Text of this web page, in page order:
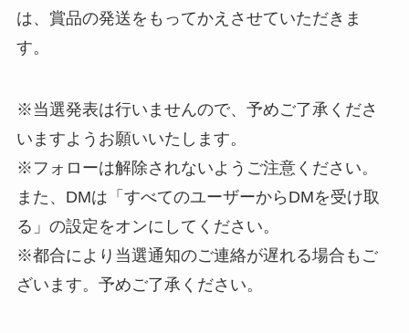
は、賞品の発送をもってかえさせていただきま
す。
※当選発表は行いませんので、予めご了承くださ
いますようお願いいたします。
※フォローは解除されないようご注意ください。
また、DMは「すべてのユーザーからDMを受け取
る」の設定をオンにしてください。
※都合により当選通知のご連絡が遅れる場合もご
ざいます。予めご了承ください。